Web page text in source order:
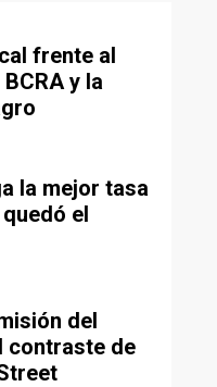
frente al
y la
la mejor tasa
el
del
contraste de